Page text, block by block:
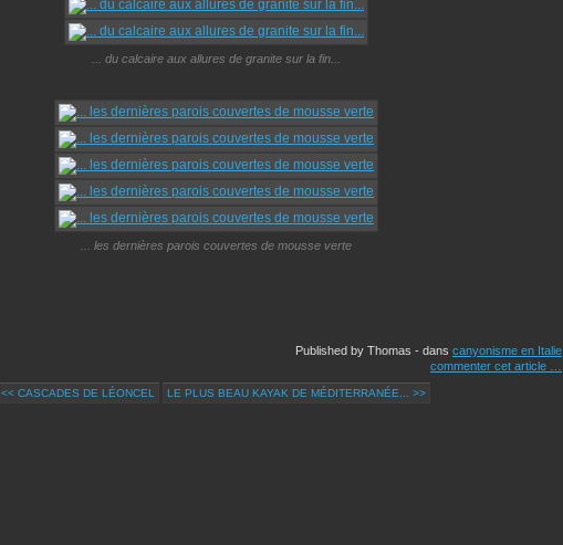
... du calcaire aux allures de granite sur la fin...
... les dernières parois couvertes de mousse verte
Published by Thomas - dans canyonisme en Italie
commenter cet article
<< CASCADES DE LÉONCEL LE PLUS BEAU KAYAK DE MÉDITERRANÉE... >>